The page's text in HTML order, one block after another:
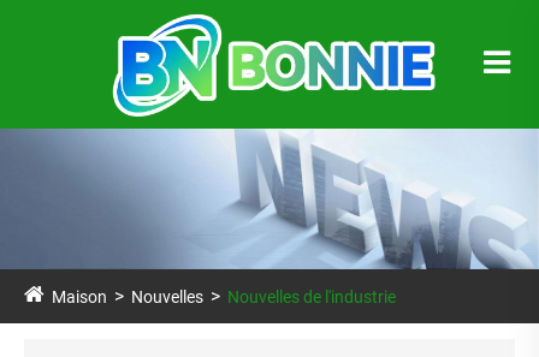
Maison Nouvelles Nouvelles de l'industrie